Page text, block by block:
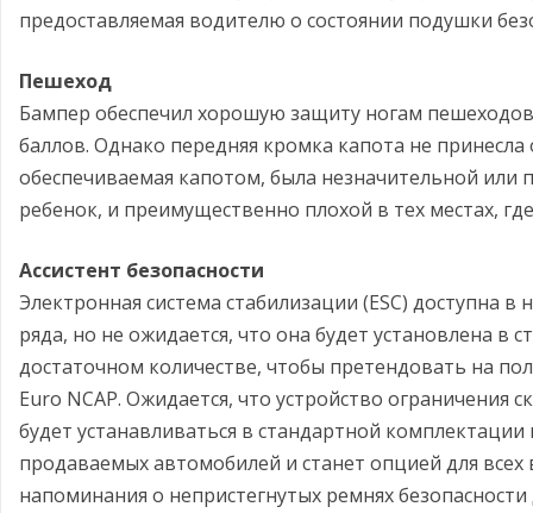
предоставляемая водителю о состоянии подушки
Пешеход
Бампер обеспечил хорошую защиту ногам
баллов. Однако передняя кромка капота не
обеспечиваемая капотом, была незначительной или
ребенок, и преимущественно плохой в тех местах,
Ассистент безопасности
Электронная система стабилизации (ESC) доступна
ряда, но не ожидается, что она будет установлена в
достаточном количестве, чтобы претендовать на
Euro NCAP. Ожидается, что устройство ограничения
будет устанавливаться в стандартной
продаваемых автомобилей и станет опцией для
напоминания о непристегнутых ремнях